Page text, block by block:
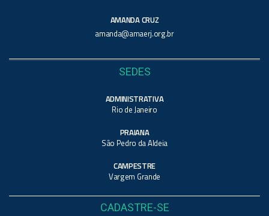
AMANDA CRUZ
amanda@amaerj.org.br
SEDES
ADMINISTRATIVA
Rio de Janeiro
PRAIANA
São Pedro da Aldeia
CAMPESTRE
Vargem Grande
CADASTRE-SE